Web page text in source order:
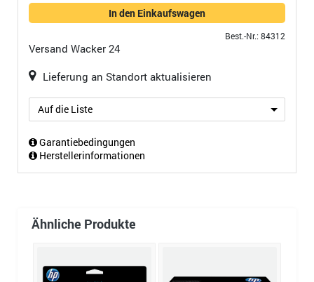
In den Einkaufswagen
Best.-Nr.: 84312
Versand Wacker 24
Lieferung an Standort aktualisieren
Auf die Liste
Garantiebedingungen
Herstellerinformationen
Ähnliche Produkte